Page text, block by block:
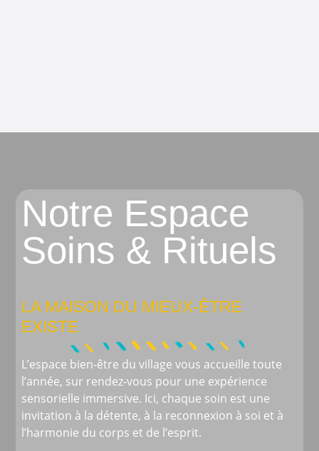
Notre Espace
Soins & Rituels
LA MAISON DU MIEUX-ÊTRE
EXISTE
L’espace bien-être du village vous accueille toute
l’année, sur rendez-vous pour une expérience
sensorielle immersive. Ici, chaque soin est une
invitation à la détente, à la reconnexion à soi et à
l’harmonie du corps et de l’esprit.